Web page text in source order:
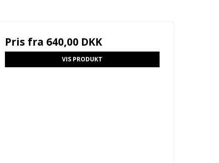
Pris fra 640,00 DKK
VIS PRODUKT